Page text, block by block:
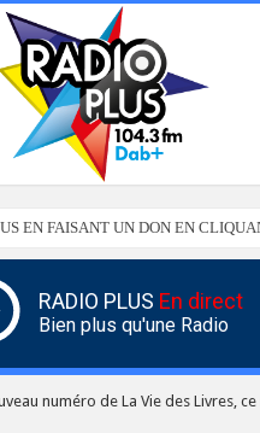
EN FAISANT UN DON EN
RADIO PLUS En direct
Bien plus qu'une Radio
numéro de La Vie des Livres,